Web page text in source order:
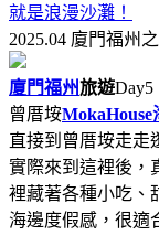
就是浪漫沙灘！
2025.04 廈門福州
廈門福州旅遊
曾厝垵
直接到曾厝垵走走
實際來到這裡後，
裡藏著各種小吃、
海邊度假感，很適